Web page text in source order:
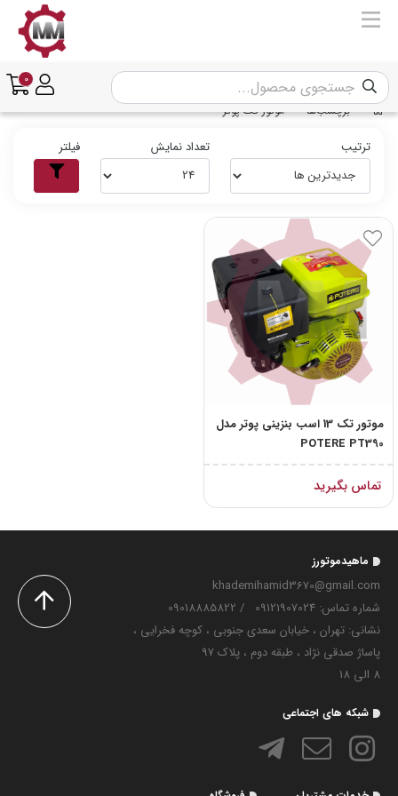
0
برچسب‌ها موتور تک پوتر
ترتیب تعداد نمایش فیلتر
موتور تک 13 اسب بنزینی پوتر مدل
POTERE PT390
تماس بگیرید
ماهیدموتورز
khademihamid3670@gmail.com
شماره تماس‌: 09121907024
/
09018885822
نشانی: تهران ، خیابان سعدی جنوبی ، کوچه فخرایی ،
پاساژ صدقی نژاد ، طبقه دوم ، پلاک 97
8 الی 18
شبکه های اجتماعی